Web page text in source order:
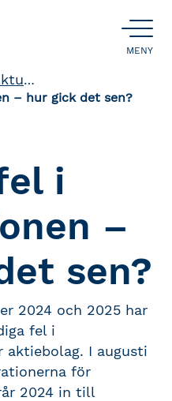
ÖPPNA
MENY
och påverkan
– hur gick det sen?
i
–
sen?
2024 och 2025 har
fel i
I augusti
för
2024 in till